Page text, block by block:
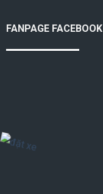
FANPAGE FACEBOOK